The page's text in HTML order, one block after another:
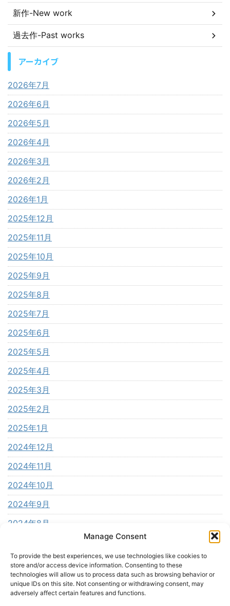
Manage Consent
To provide the best experiences, we use technologies like cookies to
store and/or access device information. Consenting to these
technologies will allow us to process data such as browsing behavior or
unique IDs on this site. Not consenting or withdrawing consent, may
adversely affect certain features and functions.
新作-New work
過去作-Past works
アーカイブ
2026年7月
2026年6月
2026年5月
2026年4月
2026年3月
2026年2月
2026年1月
2025年12月
2025年11月
2025年10月
2025年9月
2025年8月
2025年7月
2025年6月
2025年5月
2025年4月
2025年3月
2025年2月
2025年1月
2024年12月
2024年11月
2024年10月
2024年9月
2024年8月
2024年6月
2024年5月
2024年4月